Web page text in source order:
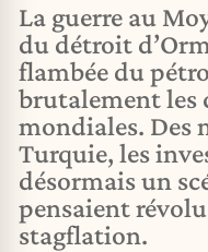
La guerre au
du détroit
flambée du
brutalement les
mondiales. Des
Turquie, les
désormais un
pensaient
stagflation.